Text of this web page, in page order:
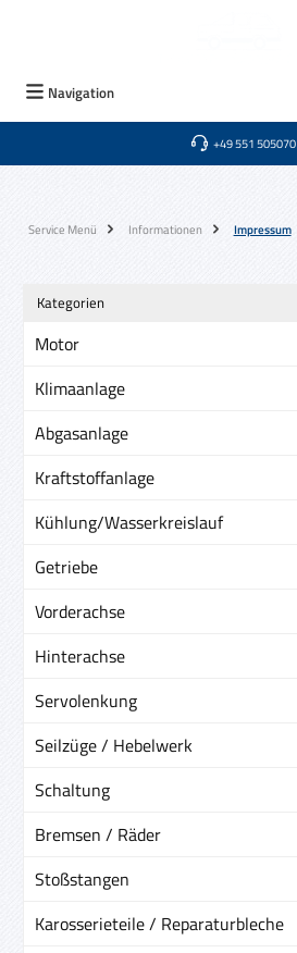
Navigation
+49 551 505070
Service Menü Informationen Impressum
Kategorien
Motor
Klimaanlage
Abgasanlage
Kraftstoffanlage
Kühlung/Wasserkreislauf
Getriebe
Vorderachse
Hinterachse
Servolenkung
Seilzüge / Hebelwerk
Schaltung
Bremsen / Räder
Stoßstangen
Karosserieteile / Reparaturbleche